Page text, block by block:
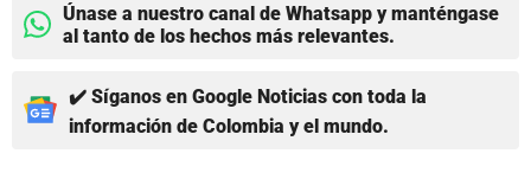
Únase a nuestro canal de Whatsapp y manténgase
al tanto de los hechos más relevantes.
✔️ Síganos en Google Noticias con toda la
información de Colombia y el mundo.